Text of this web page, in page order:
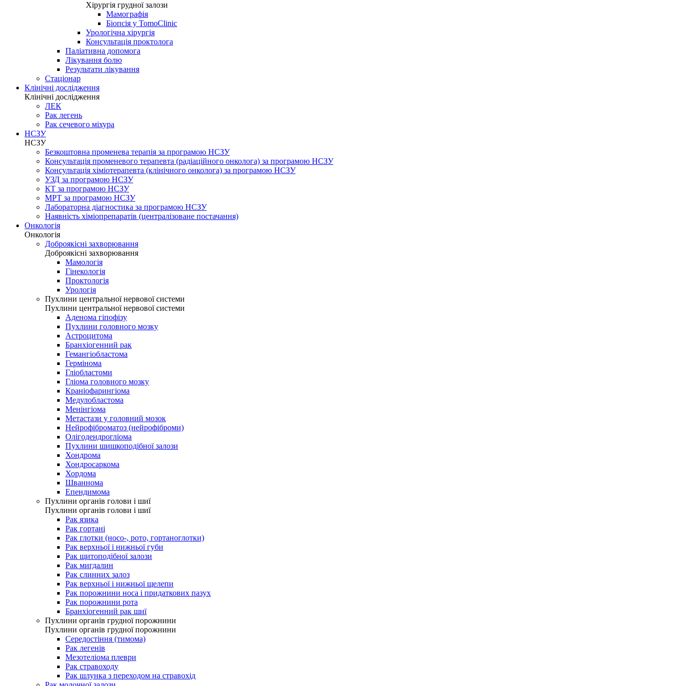
Хірургія грудної залози
Мамографія
Біопсія у TomoClinic
Урологічна хірургія
Консультація проктолога
Паліативна допомога
Лікування болю
Результати лікування
Стаціонар
Клінічні дослідження
Клінічні дослідження
ЛЕК
Рак легень
Рак сечевого міхура
НСЗУ
НСЗУ
Безкоштовна променева терапія за програмою НСЗУ
Консультація променевого терапевта (радіаційного онколога) за програмою НСЗУ
Консультація хіміотерапевта (клінічного онколога) за програмою НСЗУ
УЗД за програмою НСЗУ
КТ за програмою НСЗУ
МРТ за програмою НСЗУ
Лабораторна діагностика за програмою НСЗУ
Наявність хіміопрепаратів (централізоване постачання)
Онкологія
Онкологія
Доброякісні захворювання
Доброякісні захворювання
Мамологія
Гінекологія
Проктологія
Урологія
Пухлини центральної нервової системи
Пухлини центральної нервової системи
Аденома гіпофізу
Пухлини головного мозку
Астроцитома
Бранхіогенний рак
Гемангіобластома
Гермінома
Гліобластоми
Гліома головного мозку
Краніофарингіома
Медулобластома
Менінгіома
Метастази у головний мозок
Нейрофіброматоз (нейрофіброми)
Олігодендрогліома
Пухлини шишкоподібної залози
Хондрома
Хондросаркома
Хордома
Шваннома
Епендимома
Пухлини органів голови і шиї
Пухлини органів голови і шиї
Рак язика
Рак гортані
Рак глотки (носо-, рото, гортаноглотки)
Рак верхньої і нижньої губи
Рак щитоподібної залози
Рак мигдалин
Рак слинних залоз
Рак верхньої і нижньої щелепи
Рак порожнини носа і придаткових пазух
Рак порожнини рота
Бранхіогенний рак шиї
Пухлини органів грудної порожнини
Пухлини органів грудної порожнини
Середостіння (тимома)
Рак легенів
Мезотеліома плеври
Рак стравоходу
Рак шлунка з переходом на стравохід